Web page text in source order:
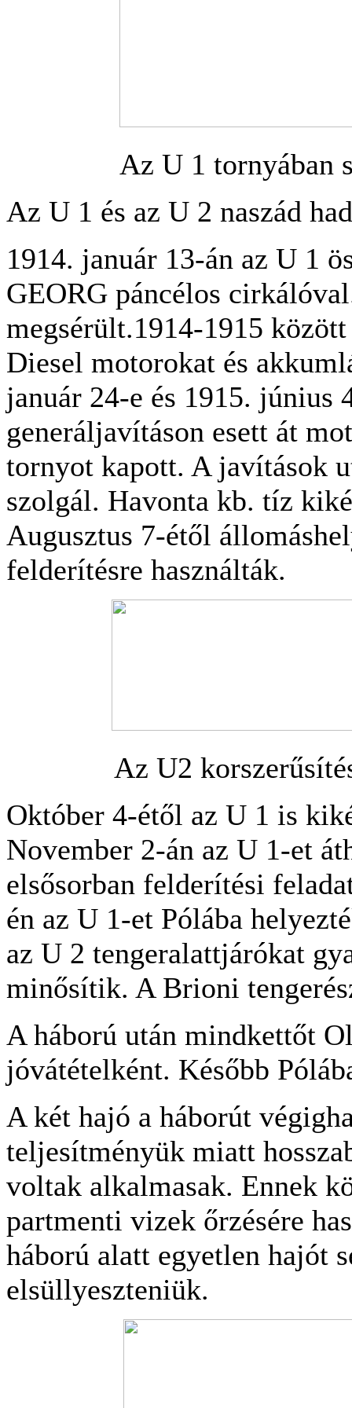
Az U 1 tornyában
Az U 1 és az U 2 naszád
1914. január 13-án az U 1
GEORG páncélos
megsérült.1914-1915
Diesel motorokat és
január 24-e és 1915. június
generáljavításon esett át
tornyot kapott. A javítások
szolgál. Havonta kb. tíz
Augusztus 7-étől
felderítésre használták.
Az U2
Október 4-étől az U 1 is
November 2-án az U 1-et
elsősorban felderítési
én az U 1-et Pólába
az U 2 tengeralattjárókat
minősítik. A Brioni
A háború után mindkettőt
jóvátételként. Később
A két hajó a háborút
teljesítményük miatt
voltak alkalmasak. Ennek
partmenti vizek őrzésére
háború alatt egyetlen hajót
elsüllyeszteniük.